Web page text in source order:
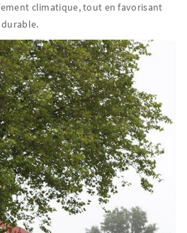
climatique, tout en favorisant